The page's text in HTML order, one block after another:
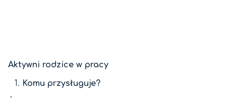
Aktywni rodzice w pracy
Komu przysługuje?